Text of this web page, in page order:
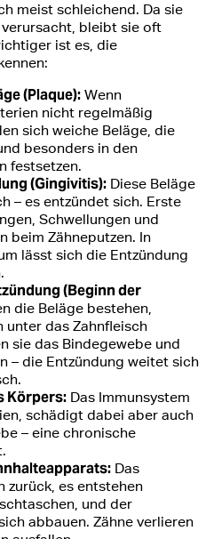
meist schleichend. Da sie
bleibt sie oft
ist es, die
(Plaque): Wenn
nicht regelmäßig
sich weiche Beläge, die
besonders in den
festsetzen.
(Gingivitis): Diese Beläge
– es entzündet sich. Erste
Schwellungen und
beim Zähneputzen. In
lässt sich die Entzündung
(Beginn der
die Beläge bestehen,
unter das Zahnfleisch
sie das Bindegewebe und
– die Entzündung weitet sich
Körpers: Das Immunsystem
schädigt dabei aber auch
– eine chronische
Das
zurück, es entstehen
und der
abbauen. Zähne verlieren